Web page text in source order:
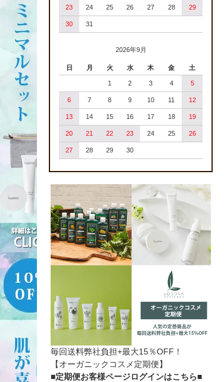
23 24 25 26 27 28 29
30 31
2026年9月
日 月 火 水 木 金 土
1 2 3 4 5
6 7 8 9 10 11 12
13 14 15 16 17 18 19
20 21 22 23 24 25 26
27 28 29 30
毎回送料弊社負担+最大15％OFF！
【オーガニックコスメ定期便】
■定期便お客様ページログインはこちら■